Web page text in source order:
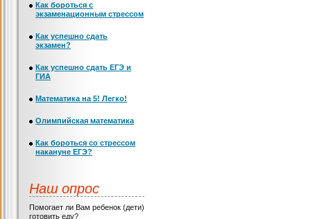
Как бороться с
экзаменационным стрессом
Как успешно сдать
экзамен?
Как успешно сдать ЕГЭ и
ГИА
Математика на 5! Легко!
Олимпийская математика
Как бороться со стрессом
накануне ЕГЭ?
Наш опрос
Помогает ли Вам ребенок (дети)
готовить еду?